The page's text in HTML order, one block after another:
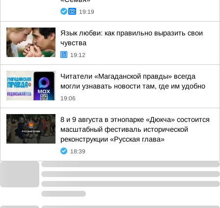
19:19
Язык любви: как правильно выразить свои
чувства
19:12
Читатели «Магаданской правды» всегда
могли узнавать новости там, где им удобно
19:06
8 и 9 августа в этнопарке «Дюкча» состоится
масштабный фестиваль исторической
реконструкции «Русская глава»
18:39